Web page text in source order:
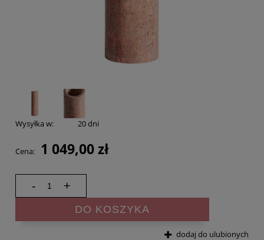
Wysyłka w: 20 dni
Cena: 1 049,00 zł
- +
DO KOSZYKA
dodaj do ulubionych